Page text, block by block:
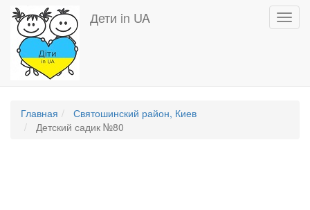
Перейти
основному
содержанию
Дети in UA
Главная
Святошинский район, Киев
Детский садик №80